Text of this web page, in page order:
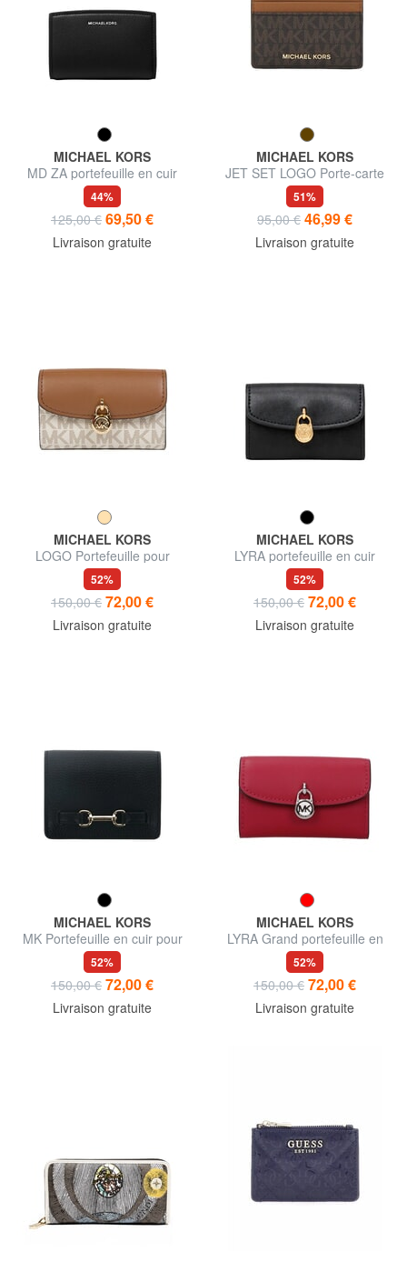
MICHAEL KORS
MD ZA portefeuille en cuir
44%
125,00 € 69,50 €
Livraison gratuite
MICHAEL KORS
JET SET LOGO Porte-carte
plat
51%
95,00 € 46,99 €
Livraison gratuite
MICHAEL KORS
LOGO Portefeuille pour
femme
52%
150,00 € 72,00 €
Livraison gratuite
MICHAEL KORS
LYRA portefeuille en cuir
52%
150,00 € 72,00 €
Livraison gratuite
MICHAEL KORS
MK Portefeuille en cuir pour
femme
52%
150,00 € 72,00 €
Livraison gratuite
MICHAEL KORS
LYRA Grand portefeuille en
cuir
52%
150,00 € 72,00 €
Livraison gratuite